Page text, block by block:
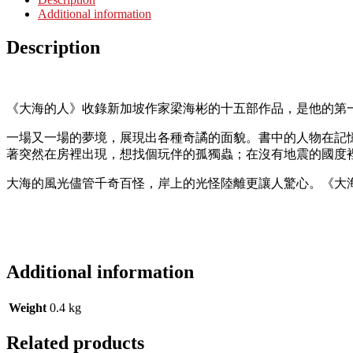
Additional information
Description
《大海的人》收錄新加坡作家梁海彬的十五部作品，是他的第
一場又一場的夢境，展現出各種奇譎的面貌。書中的人物在
著突然在房裡出現，想找個玩伴的孤獨蟲；在沒有地震的國
大海的風光儘管千奇百怪，岸上的光怪陸離更讓人驚心。《
Additional information
Weight 0.4 kg
Related products